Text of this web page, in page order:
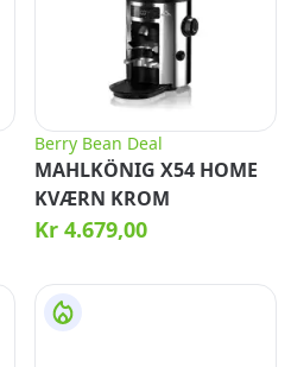
Berry Bean Deal
MAHLKÖNIG X54 HOME
KVÆRN KROM
Kr 4.679,00